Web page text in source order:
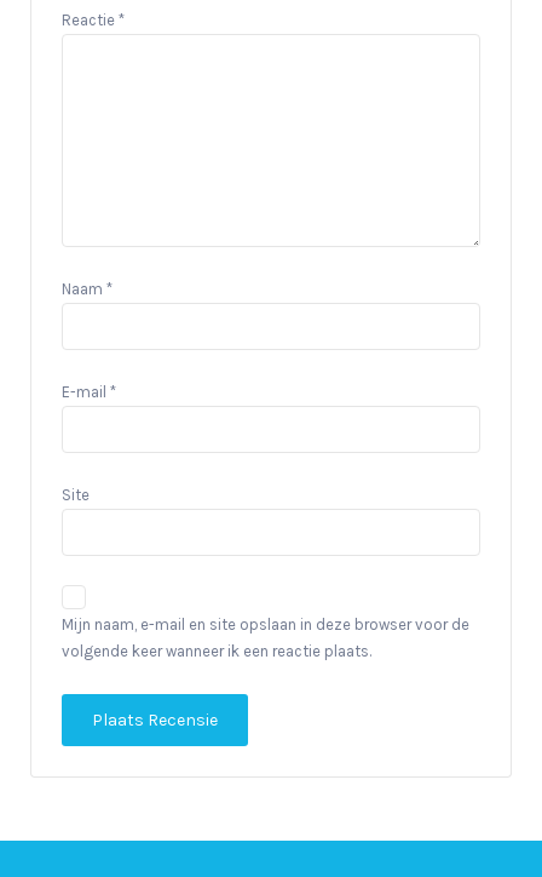
Reactie *
Naam *
E-mail *
Site
Mijn naam, e-mail en site opslaan in deze browser voor de
volgende keer wanneer ik een reactie plaats.